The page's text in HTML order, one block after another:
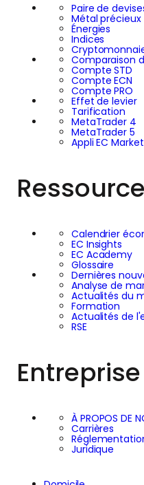
Paire de
Métal précieux
Énergies
Indices
Comparaison
Compte STD
Compte ECN
Compte PRO
Effet de levier
Tarification
MetaTrader 4
MetaTrader 5
Appli EC
Calendrier
EC Insights
EC Academy
Glossaire
Dernières
Analyse de
Actualités du
Formation
Actualités de
RSE
Entreprise
À PROPOS DE
Carrières
Juridique